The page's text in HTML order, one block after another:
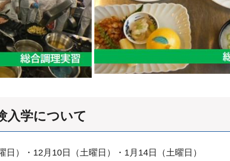
入学について
日）・12月10日（土曜日）・1月14日（土曜日）